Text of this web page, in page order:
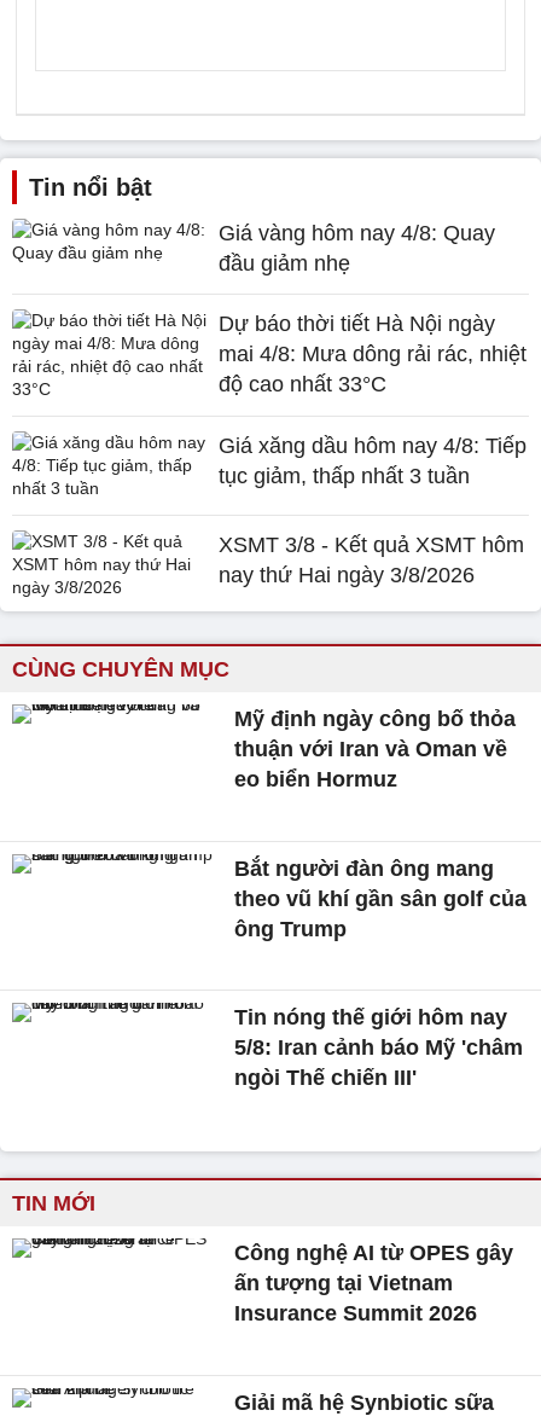
Tin nổi bật
Giá vàng hôm nay 4/8: Quay
đầu giảm nhẹ
Dự báo thời tiết Hà Nội ngày
mai 4/8: Mưa dông rải rác, nhiệt
độ cao nhất 33°C
Giá xăng dầu hôm nay 4/8: Tiếp
tục giảm, thấp nhất 3 tuần
XSMT 3/8 - Kết quả XSMT hôm
nay thứ Hai ngày 3/8/2026
CÙNG CHUYÊN MỤC
Mỹ định ngày công bố thỏa
thuận với Iran và Oman về
eo biển Hormuz
Bắt người đàn ông mang
theo vũ khí gần sân golf của
ông Trump
Tin nóng thế giới hôm nay
5/8: Iran cảnh báo Mỹ 'châm
ngòi Thế chiến III'
TIN MỚI
Công nghệ AI từ OPES gây
ấn tượng tại Vietnam
Insurance Summit 2026
Giải mã hệ Synbiotic sữa